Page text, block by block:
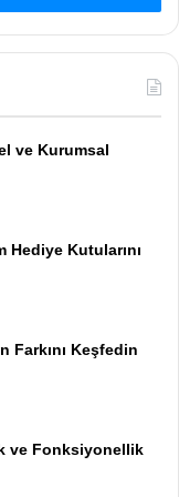
ve Kurumsal
Hediye Kutularını
Farkını Keşfedin
ve Fonksiyonellik